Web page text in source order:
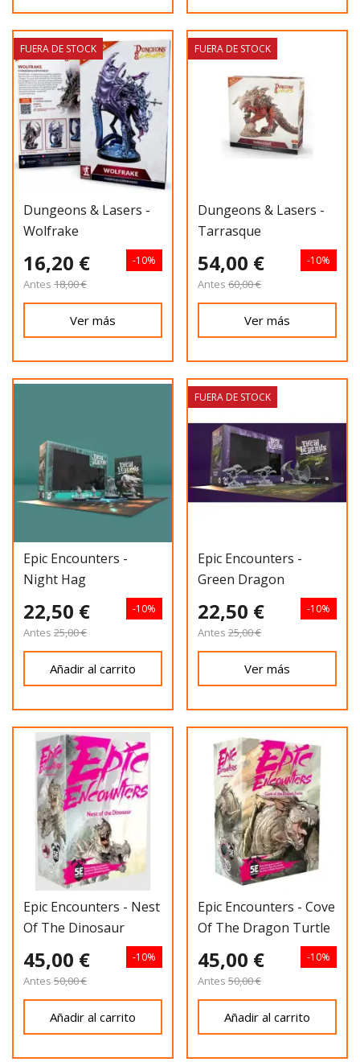
Dungeons & Lasers -
Wolfrake
16,20 €
Antes 18,00 €
-10%
Ver más
FUERA DE STOCK
Dungeons & Lasers -
Tarrasque
54,00 €
Antes 60,00 €
-10%
Ver más
FUERA DE STOCK
Epic Encounters -
Night Hag
22,50 €
Antes 25,00 €
-10%
Añadir al carrito
Epic Encounters -
Green Dragon
22,50 €
Antes 25,00 €
-10%
Ver más
FUERA DE STOCK
Epic Encounters - Nest
Of The Dinosaur
45,00 €
Antes 50,00 €
-10%
Añadir al carrito
Epic Encounters - Cove
Of The Dragon Turtle
45,00 €
Antes 50,00 €
-10%
Añadir al carrito